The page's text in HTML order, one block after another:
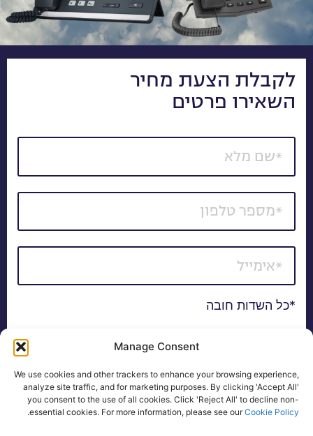
Manage Consent
We use cookies and other trackers to enhance your browsing experience,
analyze site traffic, and for marketing purposes. By clicking 'Accept All'
you consent to the use of all cookies. Click 'Reject All' to decline non-
essential cookies. For more information, please see ourCookie Policy
.
לקבלת הצעת מחיר
השאירו פרטים
*כל השדות חובה
יותר מ-20 שלוחות
אני מאשר/ת קבלת דיוור של חומרים פרסומיים, הצעות
שיווקיות ועדכונים באמצעי המדיה השונים, לרבות בדואר
אלקטרוני, SMS ו/או שיחה טלפונית.